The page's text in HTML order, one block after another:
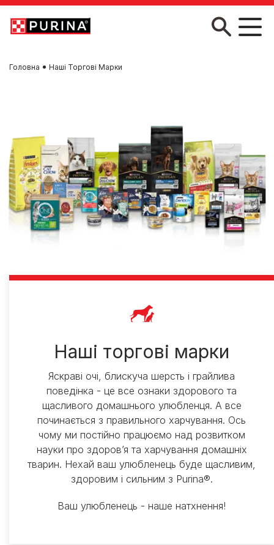
Skip to main content
Головна Наші Торгові Марки
Наші торгові марки
Яскраві очі, блискуча шерсть і грайлива
поведінка - це все ознаки здорового та
щасливого домашнього улюбленця. А все
починається з правильного харчування. Ось
чому ми постійно працюємо над розвитком
науки про здоров’я та харчування домашніх
тварин. Нехай ваш улюбленець буде щасливим,
здоровим і сильним з Purina®.​
Ваш улюбленець - наше натхнення!